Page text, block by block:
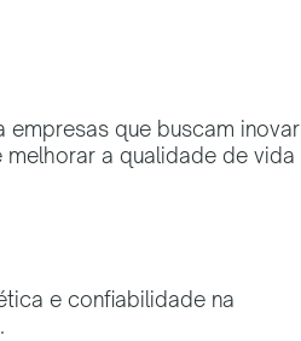
empresas que buscam inovar
a qualidade de vida
e confiabilidade na